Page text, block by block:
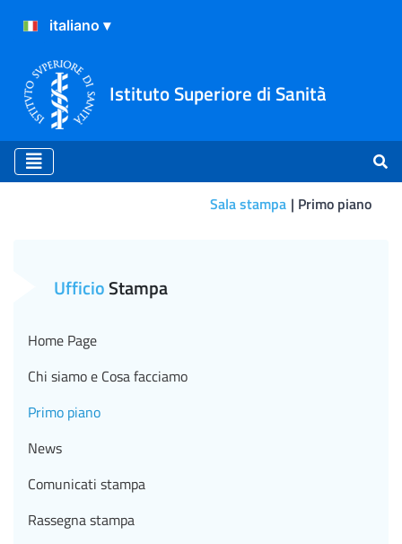
Istituto Superiore di Sanità
Sala stampa Primo piano
UfficioStampa
Home Page
Chi siamo e Cosa facciamo
Primo piano
News
Comunicati stampa
Rassegna stampa